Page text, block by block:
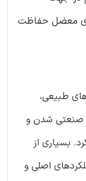
معضل حفاظت
طبیعی،
صنعتی شدن و
بسیاری از
اصلی و